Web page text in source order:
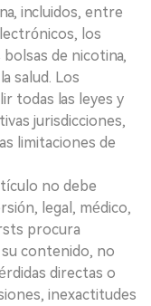
incluidos, entre
los
de nicotina,
salud. Los
todas las leyes y
jurisdicciones,
limitaciones de
no debe
legal, médico,
procura
contenido, no
directas o
inexactitudes